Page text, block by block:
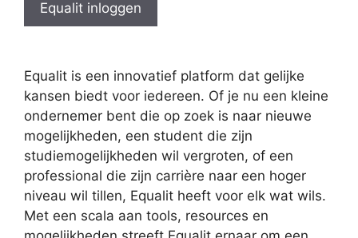
Equalit inloggen
Equalit is een innovatief platform dat gelijke
kansen biedt voor iedereen. Of je nu een kleine
ondernemer bent die op zoek is naar nieuwe
mogelijkheden, een student die zijn
studiemogelijkheden wil vergroten, of een
professional die zijn carrière naar een hoger
niveau wil tillen, Equalit heeft voor elk wat wils.
Met een scala aan tools, resources en